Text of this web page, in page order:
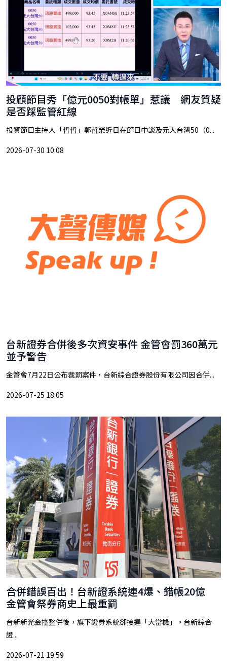
投顧節目秀「億元0050對帳單」惹議 網友質疑
是否踩監管紅線
投資節目主持人「哲哲」郭哲榮近日在節目中談及元大台灣50（0...
2026-07-30 10:08
台新證券合併後多次資安事件 金管會罰360萬元
並予警告
金管會7月22日公布裁罰案件，台新綜合證券股份有限公司因合併...
2026-07-25 18:05
合併錯誤百出！台新證系統連4爆、錯帳20億
金管會祭券商史上最重罰
台新新光金控整併後，旗下證券系統卻接連「大當機」。台新綜合
證...
2026-07-21 19:59